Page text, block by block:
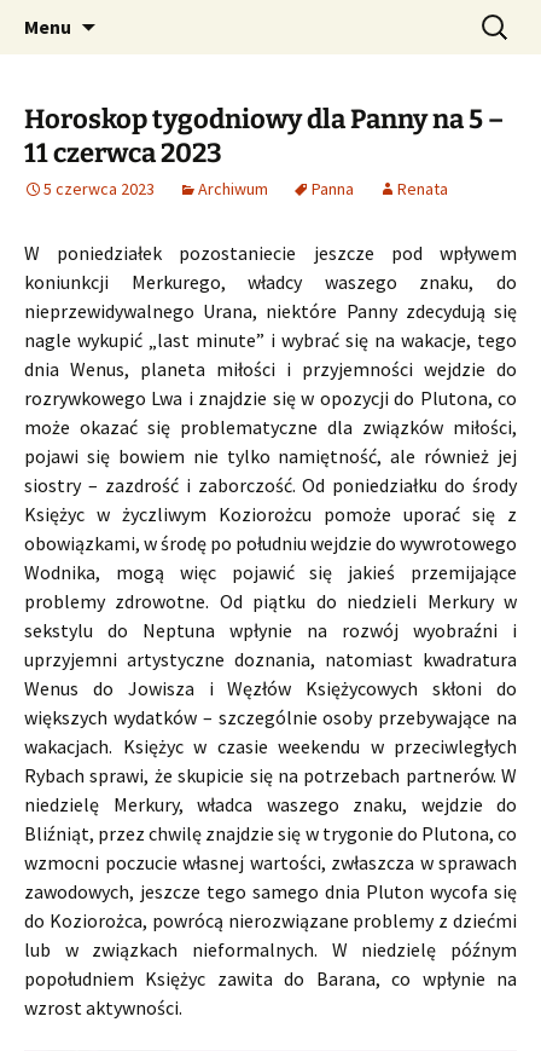
CzaroMarowy horoskop
dzienny, miesięczny i
tygodniowy
Profesjonalne przepowiednie astrologiczne
Menu Szukaj:
Horoskop tygodniowy dla Panny na 5 –
11 czerwca 2023
5 czerwca 2023 Archiwum Panna Renata
W poniedziałek pozostaniecie jeszcze pod wpływem
koniunkcji Merkurego, władcy waszego znaku, do
nieprzewidywalnego Urana, niektóre Panny zdecydują się
nagle wykupić „last minute” i wybrać się na wakacje, tego
dnia Wenus, planeta miłości i przyjemności wejdzie do
rozrywkowego Lwa i znajdzie się w opozycji do Plutona, co
może okazać się problematyczne dla związków miłości,
pojawi się bowiem nie tylko namiętność, ale również jej
siostry – zazdrość i zaborczość. Od poniedziałku do środy
Księżyc w życzliwym Koziorożcu pomoże uporać się z
obowiązkami, w środę po południu wejdzie do wywrotowego
Wodnika, mogą więc pojawić się jakieś przemijające
problemy zdrowotne. Od piątku do niedzieli Merkury w
sekstylu do Neptuna wpłynie na rozwój wyobraźni i
uprzyjemni artystyczne doznania, natomiast kwadratura
Wenus do Jowisza i Węzłów Księżycowych skłoni do
większych wydatków – szczególnie osoby przebywające na
wakacjach. Księżyc w czasie weekendu w przeciwległych
Rybach sprawi, że skupicie się na potrzebach partnerów. W
niedzielę Merkury, władca waszego znaku, wejdzie do
Bliźniąt, przez chwilę znajdzie się w trygonie do Plutona, co
wzmocni poczucie własnej wartości, zwłaszcza w sprawach
zawodowych, jeszcze tego samego dnia Pluton wycofa się
do Koziorożca, powrócą nierozwiązane problemy z dziećmi
lub w związkach nieformalnych. W niedzielę późnym
popołudniem Księżyc zawita do Barana, co wpłynie na
wzrost aktywności.